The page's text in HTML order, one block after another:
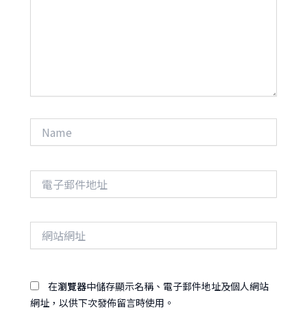
在瀏覽器中儲存顯示名稱、電子郵件地址及個人網站
網址，以供下次發佈留言時使用。